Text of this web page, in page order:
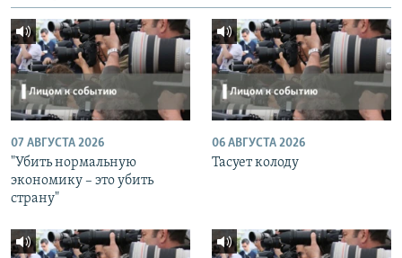
07 АВГУСТА 2026
"Убить нормальную
экономику – это убить
страну"
06 АВГУСТА 2026
Тасует колоду